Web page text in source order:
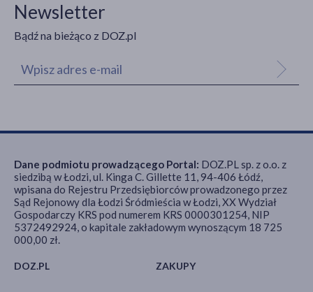
Newsletter
Bądź na bieżąco z DOZ.pl
DOZ.PL ZAKUPY
Dane podmiotu prowadzącego Portal: DOZ.PL sp. z o.o. z
siedzibą w Łodzi, ul. Kinga C. Gillette 11, 94-406 Łódź,
wpisana do Rejestru Przedsiębiorców prowadzonego przez
Sąd Rejonowy dla Łodzi Śródmieścia w Łodzi, XX Wydział
Gospodarczy KRS pod numerem KRS 0000301254, NIP
5372492924, o kapitale zakładowym wynoszącym 18 725
000,00 zł.